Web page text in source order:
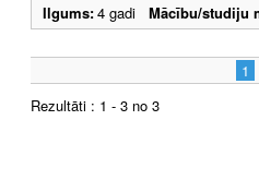
Ilgums:4 gadi Mācību/studiju
1
Rezultāti : 1 - 3 no 3